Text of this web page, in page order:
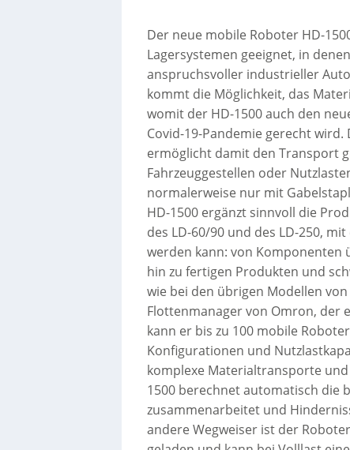
Der neue mobile Roboter HD-
Lagersystemen geeignet, in
anspruchsvoller industrieller
kommt die Möglichkeit, das
womit der HD-1500 auch den
Covid-19-Pandemie gerecht
ermöglicht damit den Transport
Fahrzeuggestellen oder
normalerweise nur mit
HD-1500 ergänzt sinnvoll die
des LD-60/90 und des LD-250,
werden kann: von Komponenten
hin zu fertigen Produkten und
wie bei den übrigen Modellen
Flottenmanager von Omron, der
kann er bis zu 100 mobile
Konfigurationen und
komplexe Materialtransporte
1500 berechnet automatisch die
zusammenarbeitet und
andere Wegweiser ist der